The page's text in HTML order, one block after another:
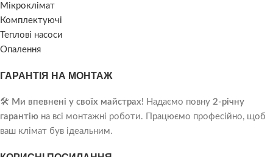
Мікроклімат
Комплектуючі
Теплові насоси
Опалення
ГАРАНТІЯ НА МОНТАЖ
🛠️ Ми впевнені у своїх майстрах! Надаємо повну 2-річну
гарантію на всі монтажні роботи. Працюємо професійно, щоб
ваш клімат був ідеальним.